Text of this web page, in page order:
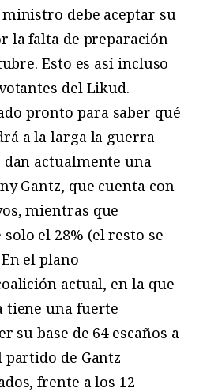
debe aceptar su
la falta de preparación
Esto es así incluso
del Likud.
pronto para saber qué
a la larga la guerra
actualmente una
Gantz, que cuenta con
mientras que
el 28% (el resto se
el plano
actual, en la que
tiene una fuerte
su base de 64 escaños a
de Gantz
frente a los 12